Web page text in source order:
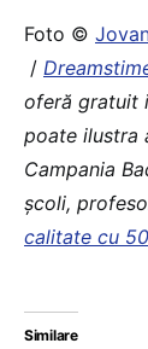
Foto ©
/
oferă gratuit
poate ilustra
Campania
școli,
calitate cu
Similare